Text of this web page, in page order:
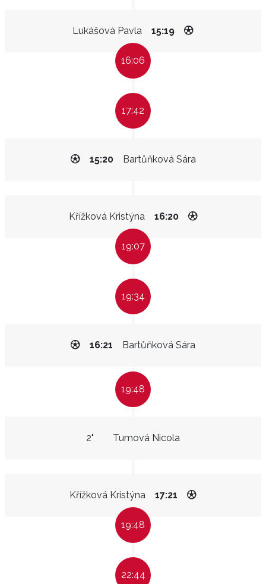
Lukášová Pavla 15:19
16:06
17:42
Bartůňková Sára
15:20
Křížková Kristýna 16:20
19:07
19:34
Bartůňková Sára
16:21
19:48
Tumová Nicola
2"
Křížková Kristýna 17:21
19:48
22:44